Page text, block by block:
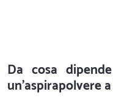
Da cosa
un'aspirapolvere